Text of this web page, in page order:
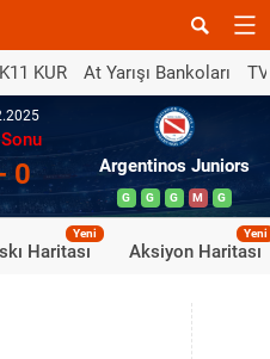
KUR At Yarışı Bankoları
0 Argentinos Juniors
G G G M G
Haritası
Yeni
Aksiyon Haritası
Yeni